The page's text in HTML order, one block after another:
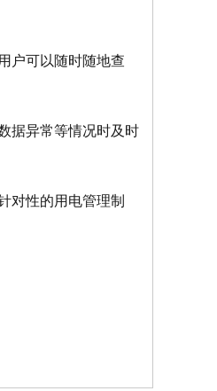
户可以随时随地查
据异常等情况时及时
对性的用电管理制